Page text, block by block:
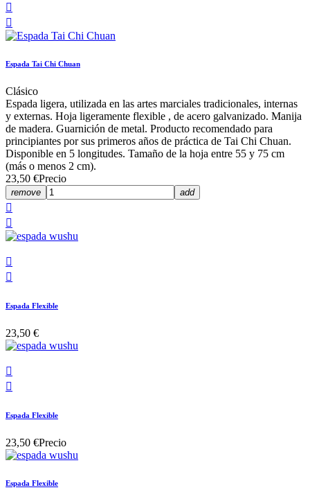


Espada Tai Chi Chuan
Clásico
Espada ligera, utilizada en las artes marciales tradicionales, internas
y externas. Hoja ligeramente flexible , de acero galvanizado. Manija
de madera. Guarnición de metal. Producto recomendado para
principiantes por sus primeros años de práctica de Tai Chi Chuan.
Disponible en 5 longitudes. Tamaño de la hoja entre 55 y 75 cm
(más o menos 2 cm).
23,50 €Precio
remove add




Espada Flexible
23,50 €


Espada Flexible
23,50 €Precio
Espada Flexible